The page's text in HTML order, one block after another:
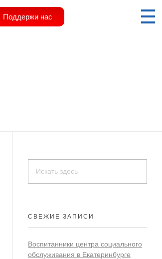
Поддержи нас
СВЕЖИЕ ЗАПИСИ
Воспитанники центра социального
обслуживания в Екатеринбурге